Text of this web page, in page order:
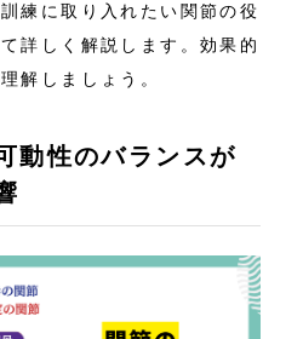
練に取り入れたい関節の役
詳しく解説します。効果的
解しましょう。
動性のバランスが